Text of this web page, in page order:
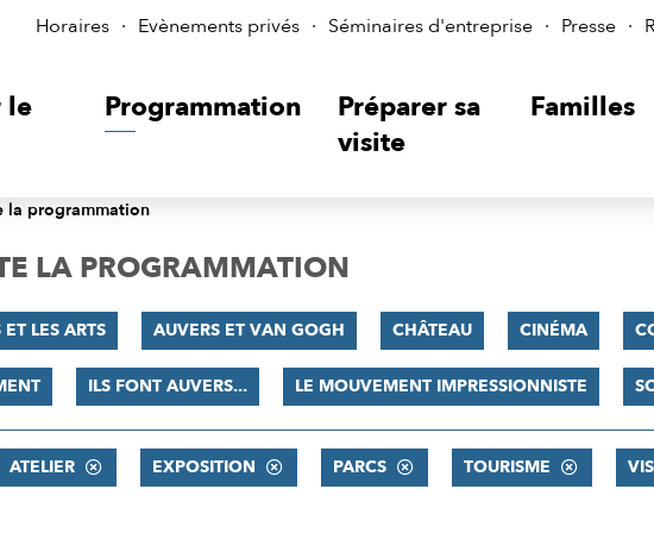
Horaires Evènements privés Séminaires d'entreprise Presse
le
Programmation
Préparer sa
visite
Familles
la programmation
LA PROGRAMMATION
LES ARTS AUVERS ET VAN GOGH CHÂTEAU CINÉMA
ILS FONT AUVERS... LE MOUVEMENT IMPRESSIONNISTE
ATELIER EXPOSITION PARCS TOURISME